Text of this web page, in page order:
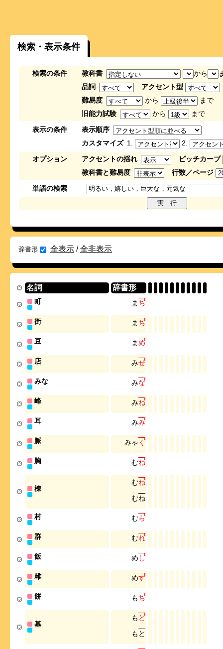
検索・表示条件
検索の条件 教科書 から
品詞
アクセント型
難易度
から
まで
旧能力試験
から
まで
表示の条件
表示順序
カスタマイズ 1.
2.
オプション
アクセントの揺れ
ピッチカーブ
教科書と難易度
行数／ページ
単語の検索
辞書形 全表示 /全非表示
名詞 辞書形
町 ま ち
街 ま ち
豆 まめ
店 みせ
みな みな
峰 みね
耳 みみ
脈 みゃ く
胸 むね
棟
むね
むね
村 むら
群 むれ
飯 め し
雌 めす
餅 もち
基
も と
も と